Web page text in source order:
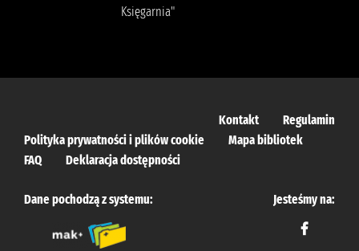
Księgarnia"
Kontakt
Regulamin
Polityka prywatności i plików cookie
Mapa bibliotek
FAQ
Deklaracja dostępności
Dane pochodzą z systemu: Jesteśmy na: